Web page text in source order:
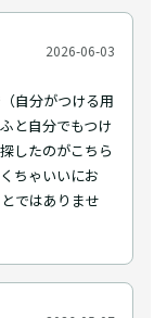
2026-06-03
自分がつける用
と自分でもつけ
したのがこちら
ちゃいいにお
ではありませ